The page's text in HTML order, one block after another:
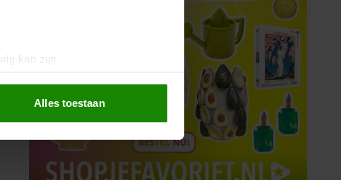
kan zijn
media te bieden en om ons
onze partners voor social
Alles toestaan